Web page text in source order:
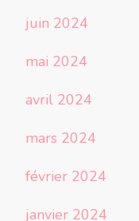
juin 2024
mai 2024
avril 2024
mars 2024
février 2024
janvier 2024